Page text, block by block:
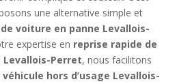
une alternative simple et
voiture en panne Levallois-
expertise en reprise rapide de
Perret, nous facilitons
hors d’usage Levallois-